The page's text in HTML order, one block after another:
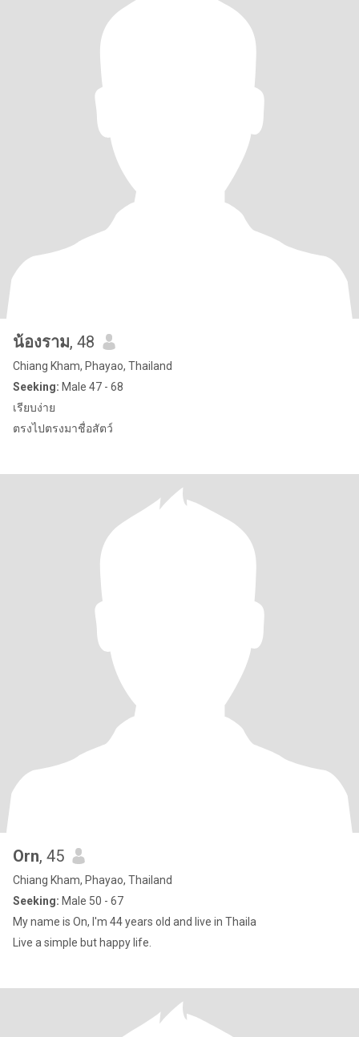
น้องราม, 48
Chiang Kham, Phayao, Thailand
Seeking: Male 47 - 68
เรียบง่าย
ตรงไปตรงมาชื่อสัตว์
Orn, 45
Chiang Kham, Phayao, Thailand
Seeking: Male 50 - 67
My name is On, I'm 44 years old and live in Thaila
Live a simple but happy life.